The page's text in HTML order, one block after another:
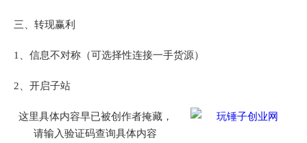
三、转现赢利
1、信息不对称（可选择性连接一手货源）
2、开启子站
这里具体内容早已被创作者掩藏，
请输入验证码查询具体内容